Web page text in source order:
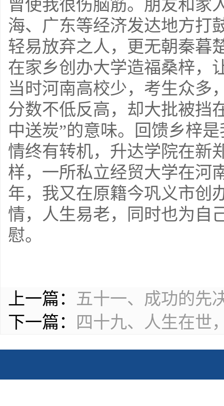
曾使我很伤脑筋。朋友和家
海、广东等经济发达地方打
轻易放弃之人，更无朝秦暮
在家乡创办大学造福桑梓，
当时河南高校少，考生众多
分数不低反高，却大批被挡
中送炭”的意味。回馈乡梓
情终有转机，升达学院在新
样，一所私立经贸大学在河
年，我又在原籍今巩义市创
情，人生易老，同时也为自
慰。
上一篇： 五十一、成功的先
下一篇：
四十九、人生在世